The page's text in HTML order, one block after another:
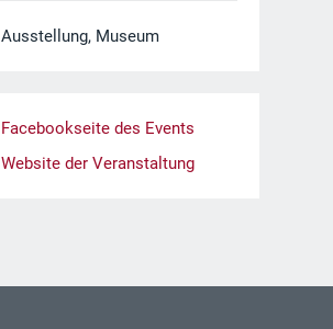
Ausstellung, Museum
Facebookseite des Events
Website der Veranstaltung